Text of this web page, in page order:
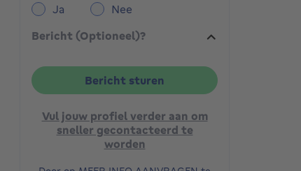
Ja
Nee
Bericht (Optioneel)?
Bericht sturen
Vul jouw profiel verder aan om
sneller gecontacteerd te
worden